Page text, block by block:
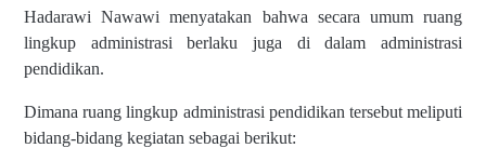
Hadarawi Nawawi menyatakan bahwa secara umum ruang
lingkup administrasi berlaku juga di dalam administrasi
pendidikan.
Dimana ruang lingkup administrasi pendidikan tersebut meliputi
bidang-bidang kegiatan sebagai berikut: